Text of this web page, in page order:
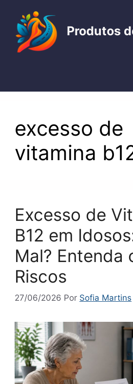
conteúdo
Produtos
excesso de
vitamina
Excesso de
B12 em
Mal? Entenda
Riscos
27/06/2026 Por Sofia Martins